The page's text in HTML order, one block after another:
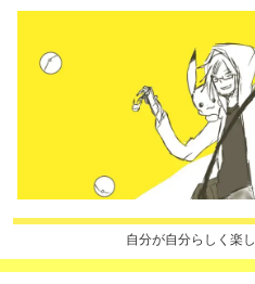
自分が自分らしく楽